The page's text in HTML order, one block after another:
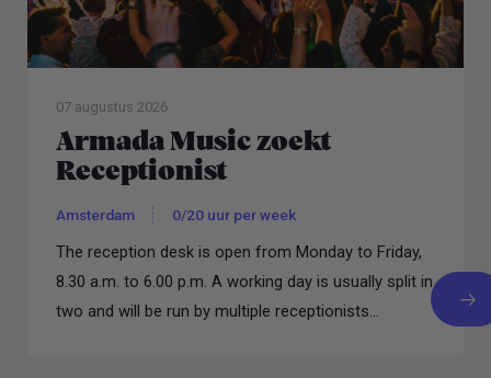
07 augustus 2026
Armada Music zoekt
Receptionist
Amsterdam 0/20 uur per week
The reception desk is open from Monday to Friday,
8.30 a.m. to 6.00 p.m. A working day is usually split in
two and will be run by multiple receptionists...